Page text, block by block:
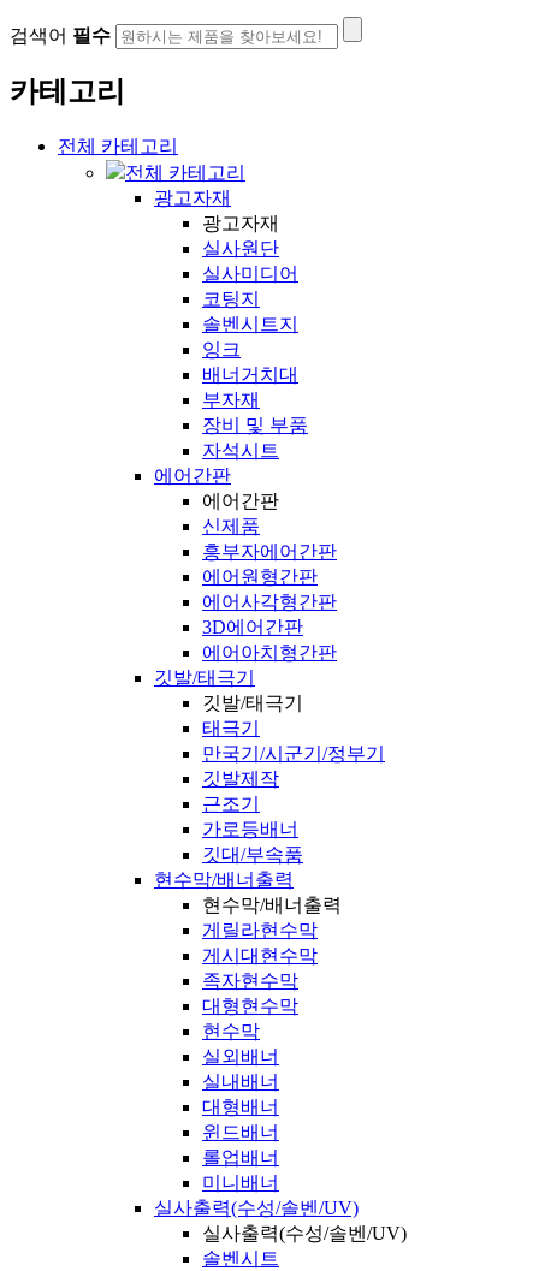
검색어 필수
카테고리
전체 카테고리
전체 카테고리
광고자재
광고자재
실사원단
실사미디어
코팅지
솔벤시트지
잉크
배너거치대
부자재
장비 및 부품
자석시트
에어간판
에어간판
신제품
흥부자에어간판
에어원형간판
에어사각형간판
3D에어간판
에어아치형간판
깃발/태극기
깃발/태극기
태극기
만국기/시군기/정부기
깃발제작
근조기
가로등배너
깃대/부속품
현수막/배너출력
현수막/배너출력
게릴라현수막
게시대현수막
족자현수막
대형현수막
현수막
실외배너
실내배너
대형배너
윈드배너
롤업배너
미니배너
실사출력(수성/솔벤/UV)
실사출력(수성/솔벤/UV)
솔벤시트